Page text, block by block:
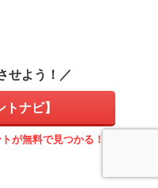
せよう！／
トナビ】
が無料で見つかる！